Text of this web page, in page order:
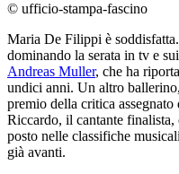
© ufficio-stampa-fascino
Maria De Filippi è soddisfatta.
dominando la serata in tv e
Andreas Muller, che ha
undici anni. Un altro ballerino,
premio della critica
Riccardo, il cantante
posto nelle classifiche
già avanti.